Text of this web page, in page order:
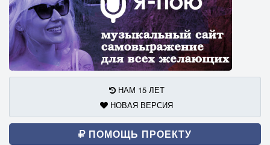
НАМ 15 ЛЕТ
НОВАЯ ВЕРСИЯ
ПОМОЩЬ ПРОЕКТУ